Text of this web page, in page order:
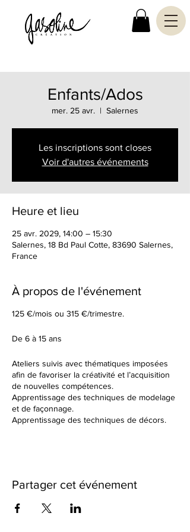
Enfants/Ados
mer. 25 avr.
  |
Salernes
Les inscriptions sont closes
Voir d'autres événements
Heure et lieu
25 avr. 2029, 14:00 – 15:30
Salernes, 18 Bd Paul Cotte, 83690 Salernes,
France
À propos de l'événement
125 €/mois ou 315 €/trimestre.
De 6 à 15 ans
Ateliers suivis avec thématiques imposées
afin de favoriser la créativité et l’acquisition
de nouvelles compétences.
Apprentissage des techniques de modelage
et de façonnage.
Apprentissage des techniques de décors.
différente à chaque fois. Nous observerons
cuissons et des différents travails de
Partager cet événement